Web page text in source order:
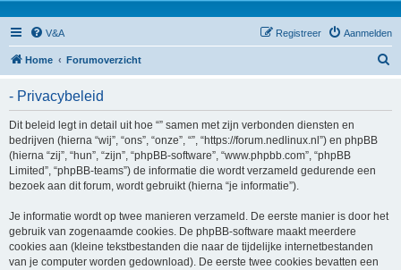
V&A Aanmelden
Registreer
Home Forumoverzicht
- Privacybeleid
Dit beleid legt in detail uit hoe “” samen met zijn verbonden diensten en
bedrijven (hierna “wij”, “ons”, “onze”, “”, “https://forum.nedlinux.nl”) en phpBB
(hierna “zij”, “hun”, “zijn”, “phpBB-software”, “www.phpbb.com”, “phpBB
Limited”, “phpBB-teams”) de informatie die wordt verzameld gedurende een
bezoek aan dit forum, wordt gebruikt (hierna “je informatie”).
Je informatie wordt op twee manieren verzameld. De eerste manier is door het
gebruik van zogenaamde cookies. De phpBB-software maakt meerdere
cookies aan (kleine tekstbestanden die naar de tijdelijke internetbestanden
van je computer worden gedownload). De eerste twee cookies bevatten een